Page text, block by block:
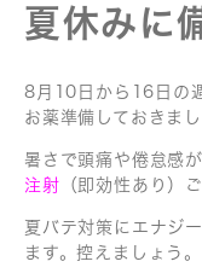
夏休みに
8月10日から16日の
お薬準備しておきまし
暑さで頭痛や倦怠感
注射 （即効性あり
夏バテ対策にエナジ
ます。控えましょう。